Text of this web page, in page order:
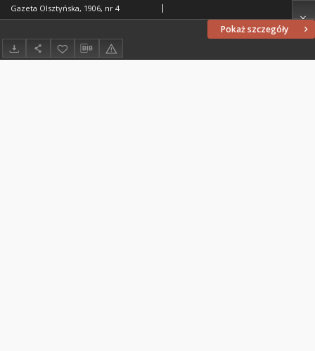
Pokaż szczegóły
Gazeta Olsztyńska, 1906, nr 4